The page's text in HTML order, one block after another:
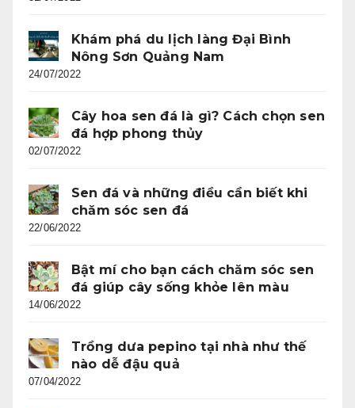
Khám phá du lịch làng Đại Bình
Nông Sơn Quảng Nam
24/07/2022
Cây hoa sen đá là gì? Cách chọn sen
đá hợp phong thủy
02/07/2022
Sen đá và những điều cần biết khi
chăm sóc sen đá
22/06/2022
Bật mí cho bạn cách chăm sóc sen
đá giúp cây sống khỏe lên màu
14/06/2022
Trồng dưa pepino tại nhà như thế
nào dễ đậu quả
07/04/2022